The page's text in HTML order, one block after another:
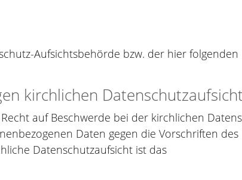
Aufsichtsbehörde bzw. der hier
kirchlichen Datenschutzaufsicht
auf Beschwerde bei der kirchlichen
Daten gegen die Vorschriften des
Datenschutzaufsicht ist das